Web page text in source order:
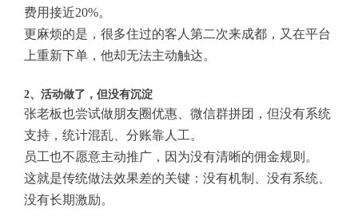
费用接近20%。
更麻烦的是，很多住过的客人第二次来成都，又在平台
上重新下单，他却无法主动触达。
2、活动做了，但没有沉淀
张老板也尝试做朋友圈优惠、微信群拼团，但没有系统
支持，统计混乱、分账靠人工。
员工也不愿意主动推广，因为没有清晰的佣金规则。
这就是传统做法效果差的关键：没有机制、没有系统、
没有长期激励。